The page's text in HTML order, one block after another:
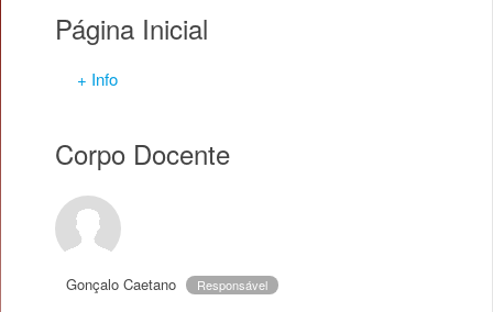
Página Inicial
+ Info
Corpo Docente
Gonçalo Caetano Responsável